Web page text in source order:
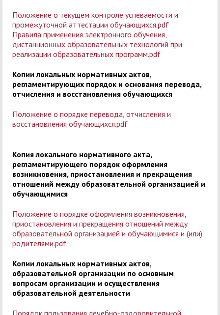
Положение о текущем контроле успеваемости и
промежуточной аттестации обучающихся.pdf
Правила применения электронного обучения,
дистанционных образовательных технологий при
реализации образовательных программ.pdf
Копии локальных нормативных актов,
регламентирующих порядок и основания перевода,
отчисления и восстановления обучающихся
Положение о порядке перевода, отчисления и
восстановления обучающихся.pdf
Копия локального нормативного акта,
регламентирующего порядок оформления
возникновения, приостановления и прекращения
отношений между образовательной организацией и
обучающимися
Положение о порядке оформления возникновения,
приостановления и прекращения отношений между
образовательной организацией и обучающимися и (или)
родителями.pdf
Копии локальных нормативных актов,
образовательной организации по основным
вопросам организации и осуществления
образовательной деятельности